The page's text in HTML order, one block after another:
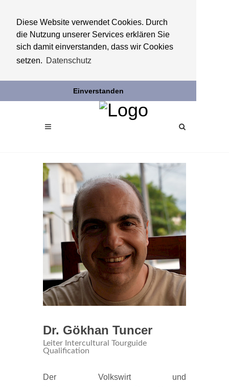
Diese Website verwendet Cookies. Durch
die Nutzung unserer Services erklären Sie
sich damit einverstanden, dass wir Cookies
setzen. Datenschutz
Einverstanden
Dr. Gökhan Tuncer
Leiter Intercultural Tourguide
Qualification
Der Volkswirt und